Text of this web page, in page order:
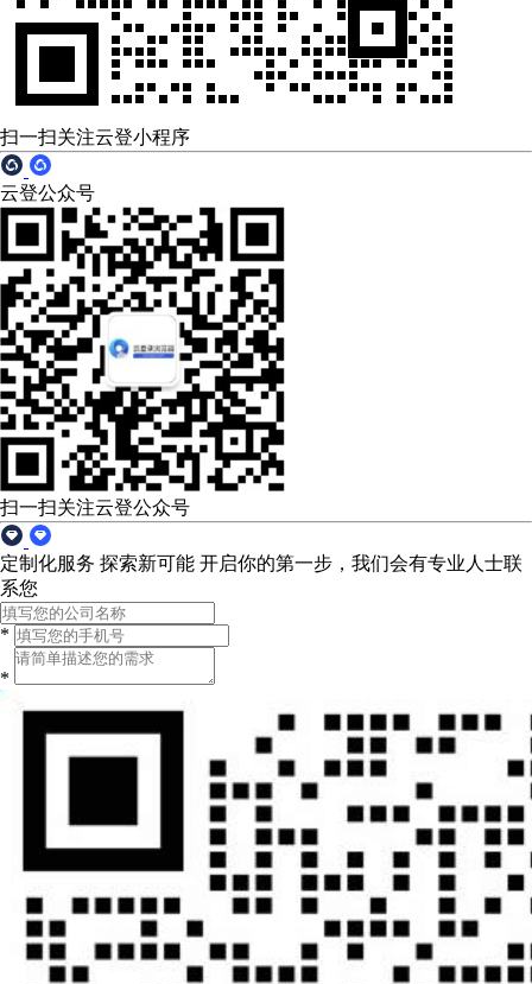
扫一扫关注云登小程序
云登公众号
扫一扫关注云登公众号
定制化服务 探索新可能 开启你的第一步，我们会有专业人士联
系您
*
*